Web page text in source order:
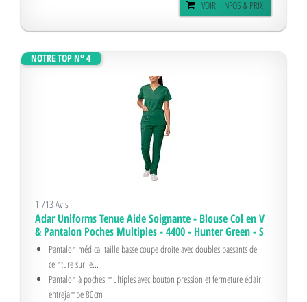
VOIR : INFOS & PRIX
NOTRE TOP N° 4
1 713 Avis
Adar Uniforms Tenue Aide Soignante - Blouse Col en V
& Pantalon Poches Multiples - 4400 - Hunter Green - S
Pantalon médical taille basse coupe droite avec doubles passants de
ceinture sur le...
Pantalon à poches multiples avec bouton pression et fermeture éclair,
entrejambe 80cm